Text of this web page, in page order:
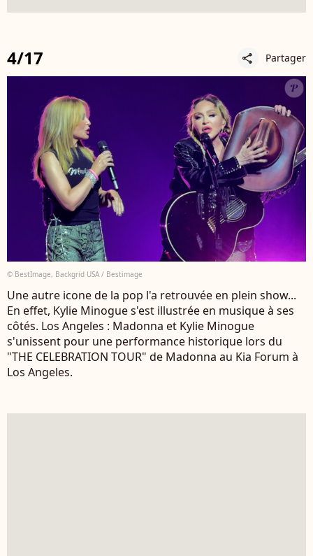
4/17 share Partager
© BestImage, Backgrid USA / Bestimage
Une autre icone de la pop l'a retrouvée en plein show...
En effet, Kylie Minogue s'est illustrée en musique à ses
côtés. Los Angeles : Madonna et Kylie Minogue
s'unissent pour une performance historique lors du
"THE CELEBRATION TOUR" de Madonna au Kia Forum à
Los Angeles.